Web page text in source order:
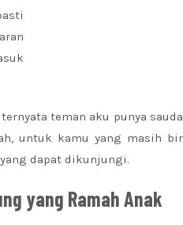
teman aku punya
untuk kamu yang masih
dapat dikunjungi.
yang Ramah Anak